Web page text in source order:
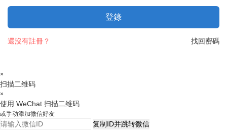
登錄
找回密碼
還沒有註冊？
×
扫描二维码
×
使用 WeChat 扫描二维码
或手动添加微信好友
复制ID并跳转微信